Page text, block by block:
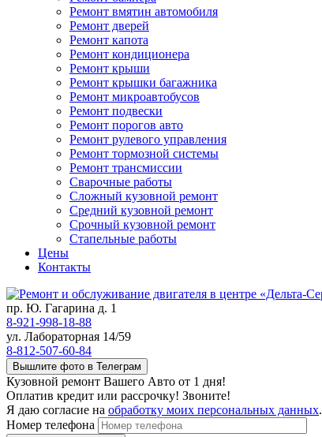
Ремонт вмятин автомобиля
Ремонт дверей
Ремонт капота
Ремонт кондиционера
Ремонт крыши
Ремонт крышки багажника
Ремонт микроавтобусов
Ремонт подвески
Ремонт порогов авто
Ремонт рулевого управления
Ремонт тормозной системы
Ремонт трансмиссии
Сварочные работы
Сложный кузовной ремонт
Средний кузовной ремонт
Срочный кузовной ремонт
Стапельные работы
Цены
Контакты
пр. Ю. Гагарина д. 1
8-921-998-18-88
ул. Лабораторная 14/59
8-812-507-60-84
Вышлите фото в Телеграм
Кузовной ремонт Вашего Авто от 1 дня!
Оплатив кредит или рассрочку! Звоните!
Я даю согласие на обработку моих персональных данных.
Номер телефона